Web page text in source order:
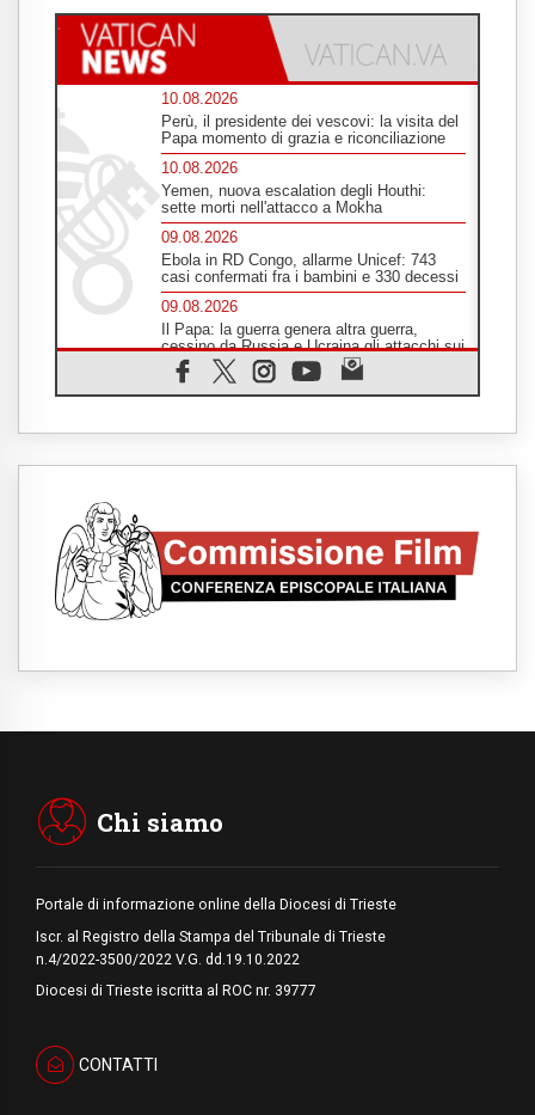
10.08.2026
Perù, il presidente dei vescovi: la visita del
Papa momento di grazia e riconciliazione
10.08.2026
Yemen, nuova escalation degli Houthi:
sette morti nell'attacco a Mokha
09.08.2026
Ebola in RD Congo, allarme Unicef: 743
casi confermati fra i bambini e 330 decessi
09.08.2026
Il Papa: la guerra genera altra guerra,
cessino da Russia e Ucraina gli attacchi sui
civili
09.08.2026
momenti di buio. Gesù non ci abbandona
09.08.2026
Tra Tolkien e Leone, un convegno su
"l'uomo, il mezzo e l'algoritmo"
Chi siamo
Portale di informazione online della Diocesi di Trieste
Iscr. al Registro della Stampa del Tribunale di Trieste
n.4/2022-3500/2022 V.G. dd.19.10.2022
Diocesi di Trieste iscritta al ROC nr. 39777
CONTATTI